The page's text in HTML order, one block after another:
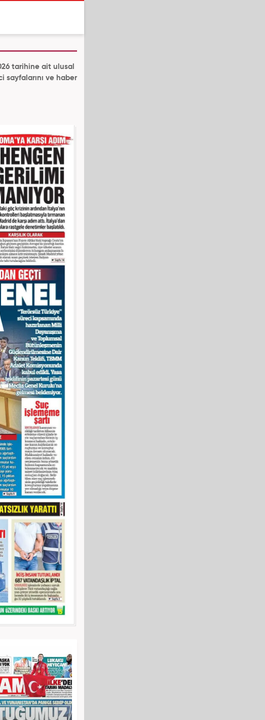
tarihine ait ulusal
ve haber